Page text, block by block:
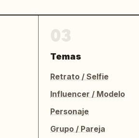
Temas
Retrato / Selfie
Influencer / Modelo
Personaje
Grupo / Pareja